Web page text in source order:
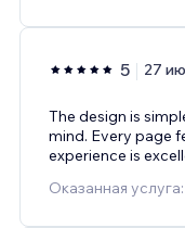
5 27
The design is
mind. Every page
experience is
Оказанная